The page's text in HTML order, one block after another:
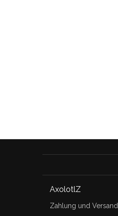
AxolotlZ
Zahlung und Versand